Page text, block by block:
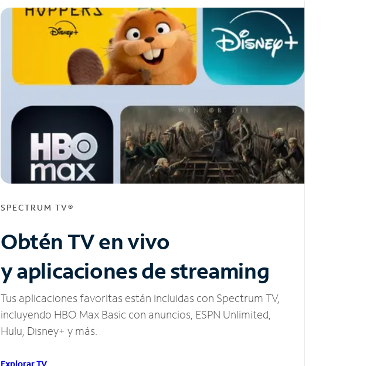
SPECTRUM TV®
Obtén TV en vivo
y aplicaciones de streaming
Tus aplicaciones favoritas están incluidas con Spectrum TV,
incluyendo HBO Max Basic con anuncios, ESPN Unlimited,
Hulu, Disney+ y más.